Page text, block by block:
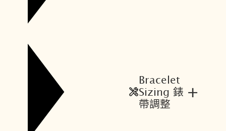
Bracelet
Sizing 錶
帶調整
+